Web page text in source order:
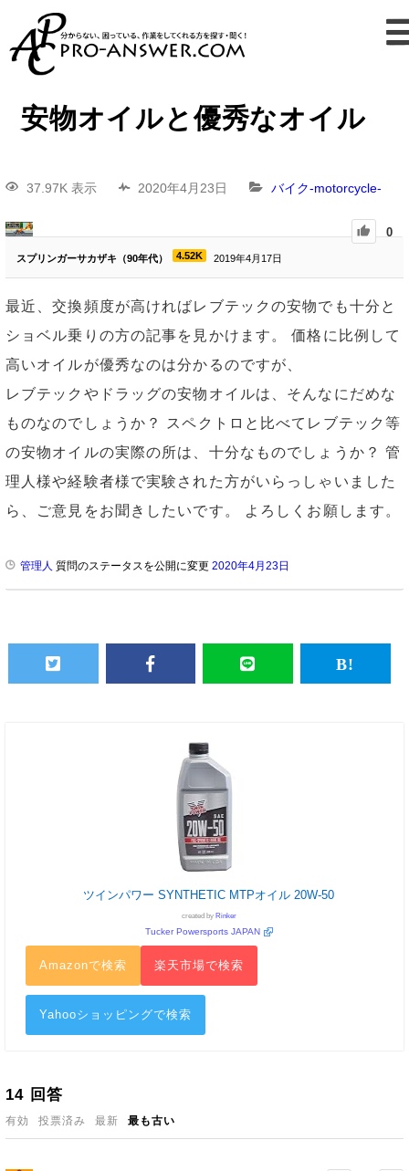
安物オイルと優秀なオイル
37.97K 表示 2020年4月23日 バイク-motorcycle-
0
スプリンガーサカザキ（90年代） 4.52K 2019年4月17日
最近、交換頻度が高ければレブテックの安物でも十分と
ショベル乗りの方の記事を見かけます。 価格に比例して
高いオイルが優秀なのは分かるのですが、
レブテックやドラッグの安物オイルは、そんなにだめな
ものなのでしょうか？ スペクトロと比べてレブテック等
の安物オイルの実際の所は、十分なものでしょうか？ 管
理人様や経験者様で実験された方がいらっしゃいました
ら、ご意見をお聞きしたいです。 よろしくお願します。
管理人 質問のステータスを公開に変更 2020年4月23日
ツインパワー SYNTHETIC MTPオイル 20W-50
created by Rinker
Tucker Powersports JAPAN
Amazonで検索 楽天市場で検索
Yahooショッピングで検索
14 回答
有効 投票済み 最新 最も古い